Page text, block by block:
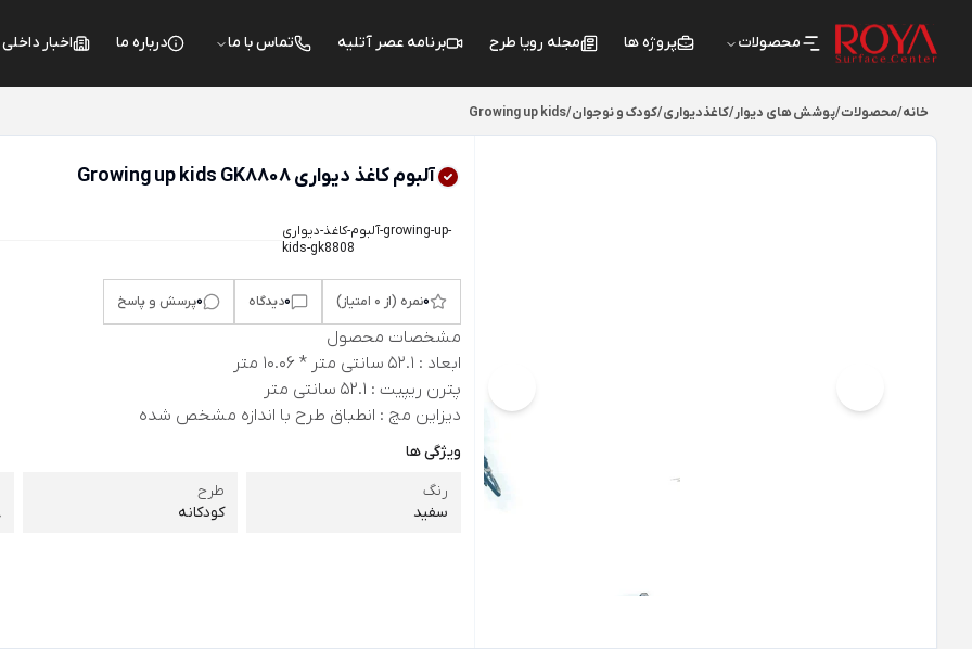
محصولات پروژه ها مجله رویا طرح برنامه عصر آتلیه تماس با ما درباره ما اخبار
خانه/محصولات/پوشش های دیوار/کاغذدیواری/کودک و نوجوان/
Growing up kids
آلبوم کاغذ دیواری Growing up kids GK8808
آلبوم-کاغذ-دیواری-growing-up-
kids-gk8808
0نمره (از 0 امتیاز) 0دیدگاه 0پرسش و پاسخ
مشخصات محصول
ابعاد : 52.1 سانتی متر * 10.06 متر
پترن ریپیت : 52.1 سانتی متر
دیزاین مچ : انطباق طرح با اندازه مشخص شده
ویژگی ها
رنگ
سفید
طرح
کودکانه